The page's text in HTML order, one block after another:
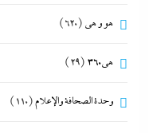
هو و هي (620)
هى360 (29)
وحدة الصحافة والإعلام(110)